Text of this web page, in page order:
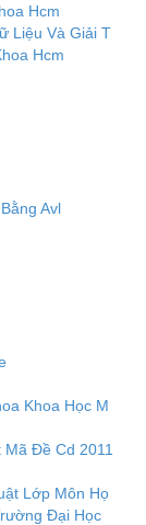
Hcm
Liệu Và Giải T
Hcm
Avl
Khoa Học M
Đề Cd 2011
Lớp Môn Họ
Đại Học